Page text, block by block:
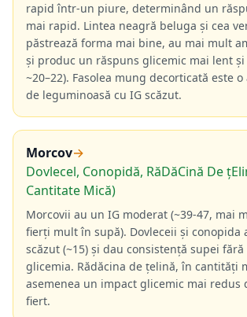
rapid într-un piure, determinând un
mai rapid. Lintea neagră beluga și cea
păstrează forma mai bine, au mai mult
și produc un răspuns glicemic mai lent și
~20–22). Fasolea mung decorticată este
de leguminoasă cu IG scăzut.
Morcov→
Dovlecel, Conopidă, RăDăCină De
Cantitate Mică)
Morcovii au un IG moderat (~39-47, mai
fierți mult în supă). Dovleceii și conopida
scăzut (~15) și dau consistență supei fără
glicemia. Rădăcina de țelină, în cantități
asemenea un impact glicemic mai redus
fiert.